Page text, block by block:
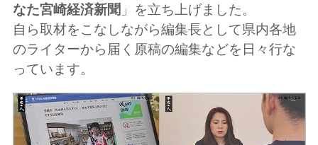
なた宮崎経済新聞 」を立ち上げました。
自ら取材をこなしながら編集長として県内各地
のライターから届く原稿の編集などを日々行な
っています。